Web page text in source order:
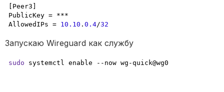
[Peer3]
PublicKey = ***
AllowedIPs = 10.10 . 0.4/32
Запускаю Wireguard как службу
sudo systemctl enable --now wg-quick@wg0